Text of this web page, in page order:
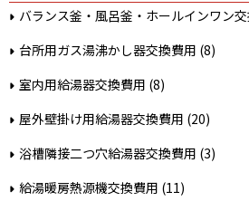
バランス釜・風呂釜・ホールインワン
台所用ガス湯沸かし器交換費用 (8)
室内用給湯器交換費用 (8)
屋外壁掛け用給湯器交換費用 (20)
浴槽隣接二つ穴給湯器交換費用 (3)
給湯暖房熱源機交換費用 (11)